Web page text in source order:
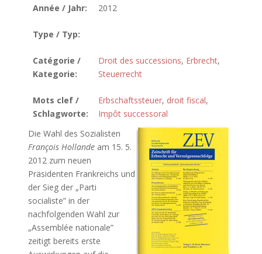
Année / Jahr: 2012
Type / Typ:
Catégorie /
Kategorie:
Droit des successions, Erbrecht,
Steuerrecht
Mots clef /
Schlagworte:
Erbschaftssteuer, droit fiscal,
Impôt successoral
Die Wahl des Sozialisten
François Hollandeam 15. 5.
2012 zum neuen
Präsidenten Frankreichs und
der Sieg der „Parti
socialiste” in der
nachfolgenden Wahl zur
„Assemblée nationale”
zeitigt bereits erste